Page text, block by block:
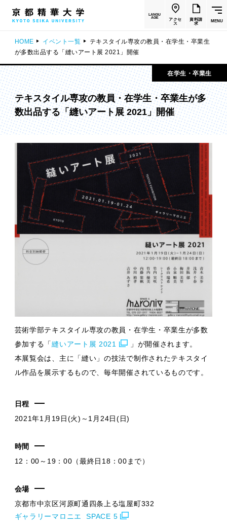
LANGU
AGE
アクセ
ス
資料請
求
MENU
HOME イベント一覧
テキスタイル専攻の教員・在学生・卒業生
が多数出品する「縫いアート展 2021」開催
在学生・卒業生
テキスタイル専攻の教員・在学生・卒業生が多
数出品する「縫いアート展 2021」開催
芸術学部テキスタイル専攻の教員・在学生・卒業生が多数
参加する「縫いアート展 2021
」が開催されます。
本展覧会は、主に「縫い」の技法で制作されたテキスタイ
ル作品を展示するもので、毎年開催されているものです。
日程
2021年1月19日(火)～1月24日(日)
時間
12：00～19：00（最終日18：00まで）
会場
京都市中京区河原町通四条上る塩屋町332
ギャラリーマロニエ SPACE 5